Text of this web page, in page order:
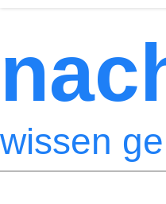
wissen